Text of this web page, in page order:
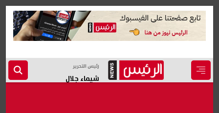
رئيس التحرير
شيماء جلال